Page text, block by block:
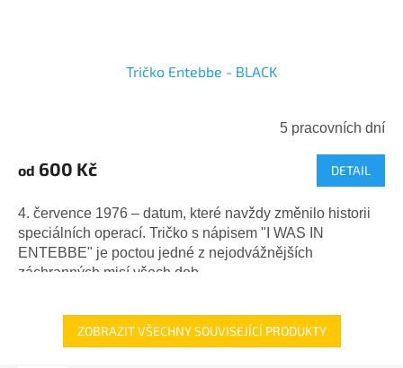
Tričko Entebbe - BLACK
5 pracovních dní
od 600 Kč DETAIL
4. července 1976 – datum, které navždy změnilo historii
speciálních operací. Tričko s nápisem "I WAS IN
ENTEBBE" je poctou jedné z nejodvážnějších
záchranných misí všech dob –...
ZOBRAZIT VŠECHNY SOUVISEJÍCÍ PRODUKTY